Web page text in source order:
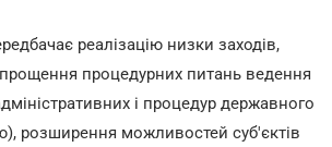
реалізацію низки заходів,
процедурних питань ведення
і процедур державного
розширення можливостей суб'єктів